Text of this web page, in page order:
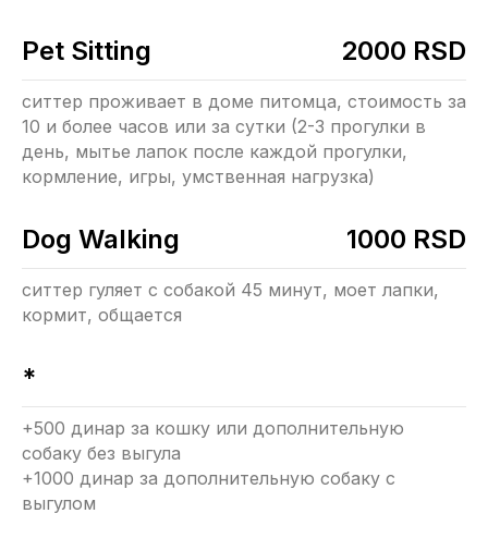
Pet Sitting 2000 RSD
ситтер проживает в доме питомца, стоимость за
10 и более часов или за сутки (2-3 прогулки в
день, мытье лапок после каждой прогулки,
кормление, игры, умственная нагрузка)
Dog Walking 1000 RSD
ситтер гуляет с собакой 45 минут, моет лапки,
кормит, общается
*
+500 динар за кошку или дополнительную
собаку без выгула
+1000 динар за дополнительную собаку с
выгулом